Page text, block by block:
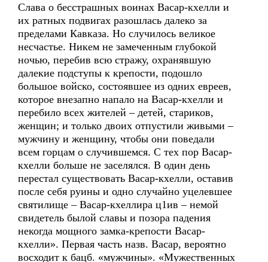
Слава о бесстрашных воинах Васар-кхелли и
их ратных подвигах разошлась далеко за
пределами Кавказа. Но случилось великое
несчастье. Никем не замеченным глубокой
ночью, перебив всю стражу, охранявшую
далекие подступы к крепости, подошло
большое войско, состоявшее из одних евреев,
которое внезапно напало на Васар-кхелли и
перебило всех жителей – детей, стариков,
женщин; и только двоих отпустили живыми –
мужчину и женщину, чтобы они поведали
всем горцам о случившемся. С тех пор Васар-
кхелли больше не заселялся. В один день
перестал существовать Васар-кхелли, оставив
после себя руины и одно случайно уцелевшее
святилище – Васар-кхеллира ц1ив – немой
свидетель былой славы и позора падения
некогда мощного замка-крепости Васар-
кхелли». Первая часть назв. Васар, вероятно
восходит к бацб. «мужчины». «Мужественных